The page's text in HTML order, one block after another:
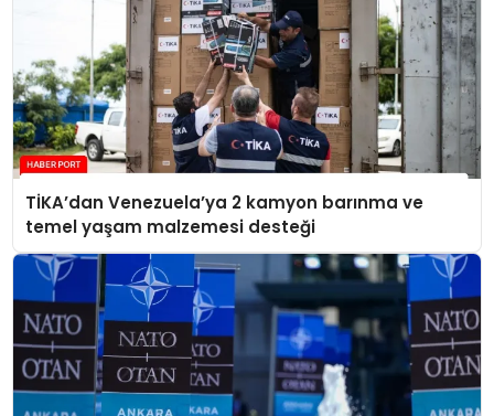
TİKA’dan Venezuela’ya 2 kamyon barınma ve
temel yaşam malzemesi desteği